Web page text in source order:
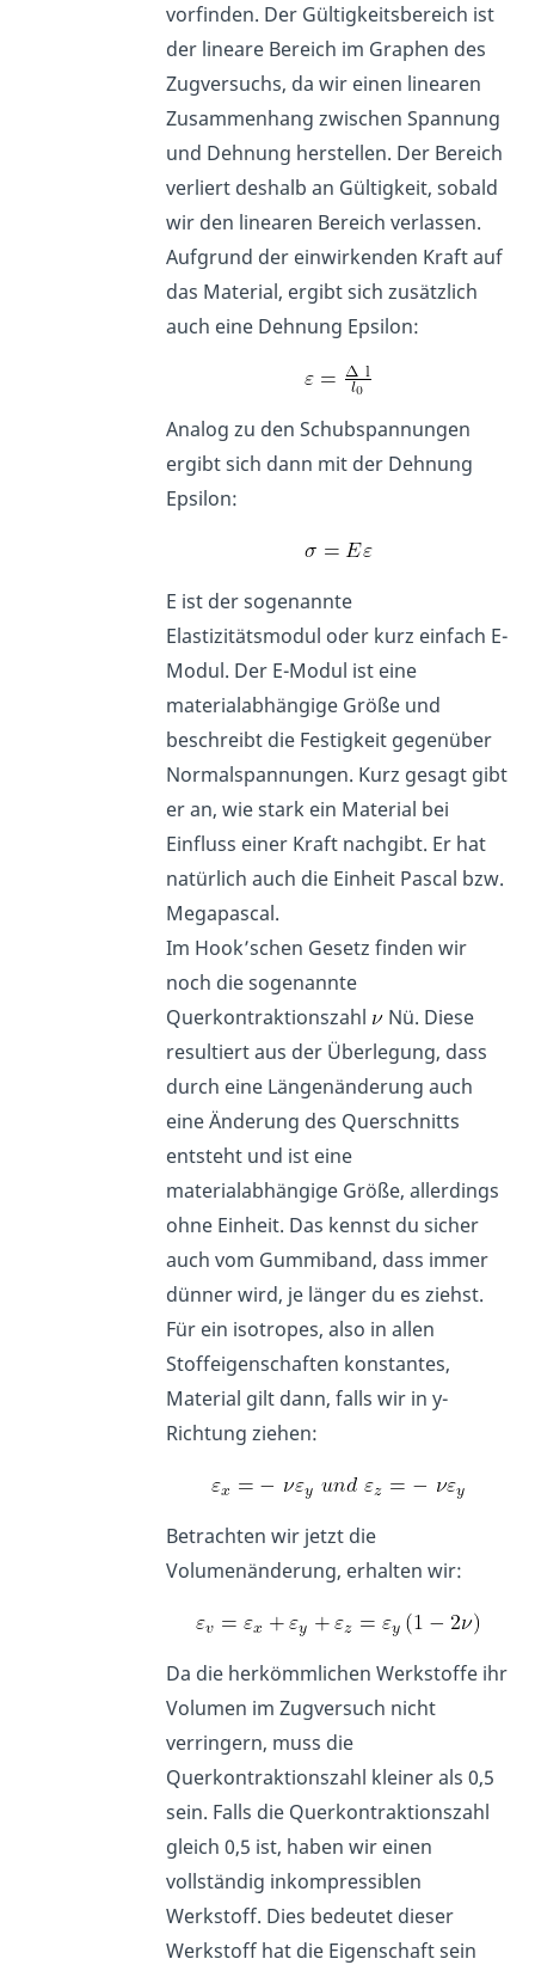
vorfinden. Der Gültigkeitsbereich ist
der lineare Bereich im Graphen des
Zugversuchs, da wir einen linearen
Zusammenhang zwischen Spannung
und Dehnung herstellen. Der Bereich
verliert deshalb an Gültigkeit, sobald
wir den linearen Bereich verlassen.
Aufgrund der einwirkenden Kraft auf
das Material, ergibt sich zusätzlich
auch eine Dehnung Epsilon:
Analog zu den Schubspannungen
ergibt sich dann mit der Dehnung
Epsilon:
E ist der sogenannte
Elastizitätsmodul oder kurz einfach E-
Modul. Der E-Modul ist eine
materialabhängige Größe und
beschreibt die Festigkeit gegenüber
Normalspannungen. Kurz gesagt gibt
er an, wie stark ein Material bei
Einfluss einer Kraft nachgibt. Er hat
natürlich auch die Einheit Pascal bzw.
Megapascal.
Im Hook’schen Gesetz finden wir
noch die sogenannte
Querkontraktionszahl
Nü. Diese
resultiert aus der Überlegung, dass
durch eine Längenänderung auch
eine Änderung des Querschnitts
entsteht und ist eine
materialabhängige Größe, allerdings
ohne Einheit. Das kennst du sicher
auch vom Gummiband, dass immer
dünner wird, je länger du es ziehst.
Für ein isotropes, also in allen
Stoffeigenschaften konstantes,
Material gilt dann, falls wir in y-
Richtung ziehen:
Betrachten wir jetzt die
Volumenänderung, erhalten wir:
Da die herkömmlichen Werkstoffe ihr
Volumen im Zugversuch nicht
verringern, muss die
Querkontraktionszahl kleiner als 0,5
sein. Falls die Querkontraktionszahl
gleich 0,5 ist, haben wir einen
vollständig inkompressiblen
Werkstoff. Dies bedeutet dieser
Werkstoff hat die Eigenschaft sein